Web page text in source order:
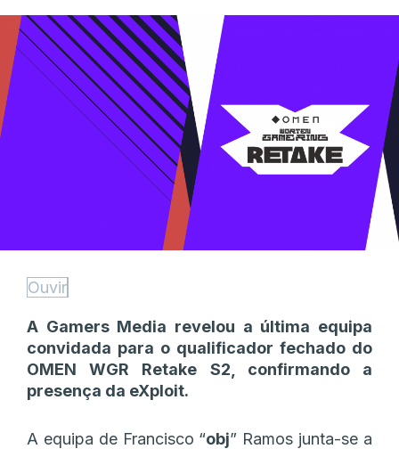
Ouvir
A Gamers Media revelou a última equipa
convidada para o qualificador fechado do
OMEN WGR Retake S2, confirmando a
presença da eXploit.
A equipa de Francisco “obj” Ramos junta-se a